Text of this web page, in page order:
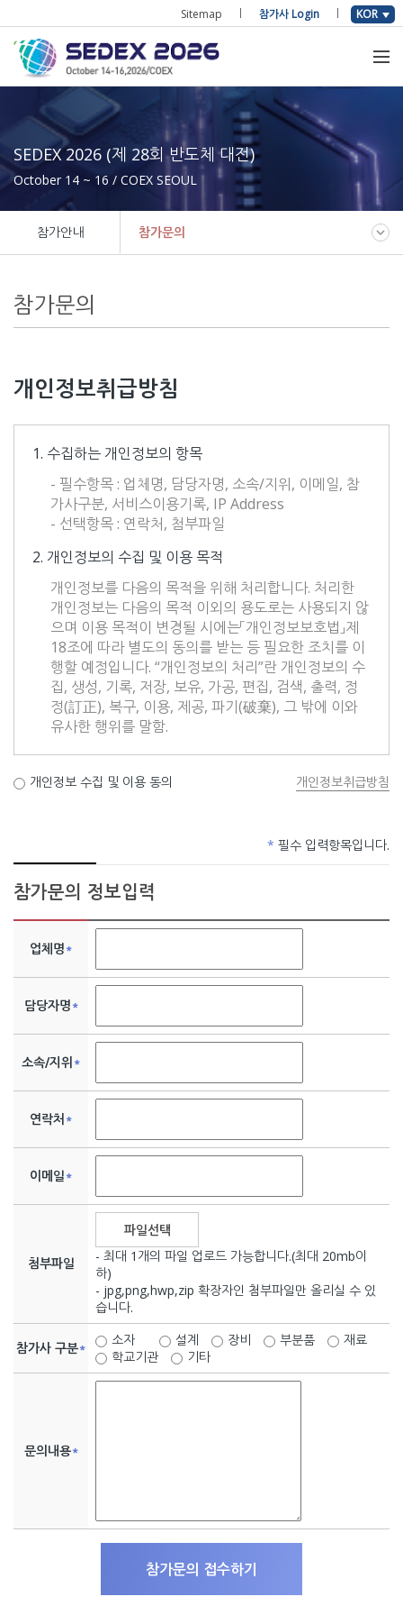
Sitemap 참가사 Login KOR
SEDEX 2026 (제 28회 반도체 대전)
October 14 ~ 16 / COEX SEOUL
참가안내 참가문의
참가문의
개인정보취급방침
1. 수집하는 개인정보의 항목
- 필수항목 : 업체명, 담당자명, 소속/지위, 이메일, 참
가사구분, 서비스이용기록, IP Address
- 선택항목 : 연락처, 첨부파일
2. 개인정보의 수집 및 이용 목적
개인정보를 다음의 목적을 위해 처리합니다. 처리한
개인정보는 다음의 목적 이외의 용도로는 사용되지 않
으며 이용 목적이 변경될 시에는「개인정보보호법」제
18조에 따라 별도의 동의를 받는 등 필요한 조치를 이
행할 예정입니다. “개인정보의 처리”란 개인정보의 수
집, 생성, 기록, 저장, 보유, 가공, 편집, 검색, 출력, 정
정(訂正), 복구, 이용, 제공, 파기(破棄), 그 밖에 이와
유사한 행위를 말함.
개인정보 수집 및 이용 동의 개인정보취급방침
* 필수 입력항목입니다.
참가문의 정보입력
업체명 *
담당자명 *
소속/지위 *
연락처 *
이메일 *
첨부파일
파일선택
- 최대 1개의 파일 업로드 가능합니다.(최대 20mb이
하)
- jpg,png,hwp,zip 확장자인 첨부파일만 올리실 수 있
습니다.
참가사 구분* 소자 설계 장비 부분품
재료
학교기관
기타
문의내용*